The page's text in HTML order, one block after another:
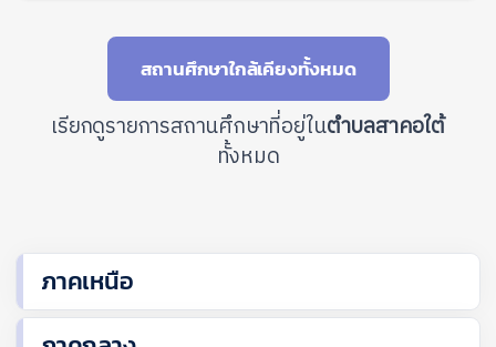
สถานศึกษาใกล้เคียงทั้งหมด
เรียกดูรายการสถานศึกษาที่อยู่ในตำบลสาคอใต้
ทั้งหมด
ภาคเหนือ